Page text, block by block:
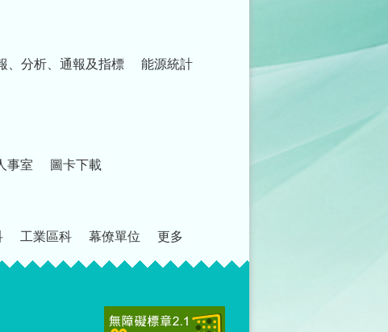
、分析、通報及指標 能源統計
事室 圖卡下載
工業區科 幕僚單位 更多